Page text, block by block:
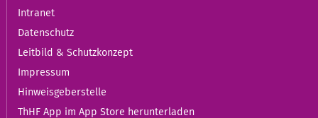
Intranet
Datenschutz
Leitbild & Schutzkonzept
Impressum
Hinweisgeberstelle
ThHF App im App Store herunterladen